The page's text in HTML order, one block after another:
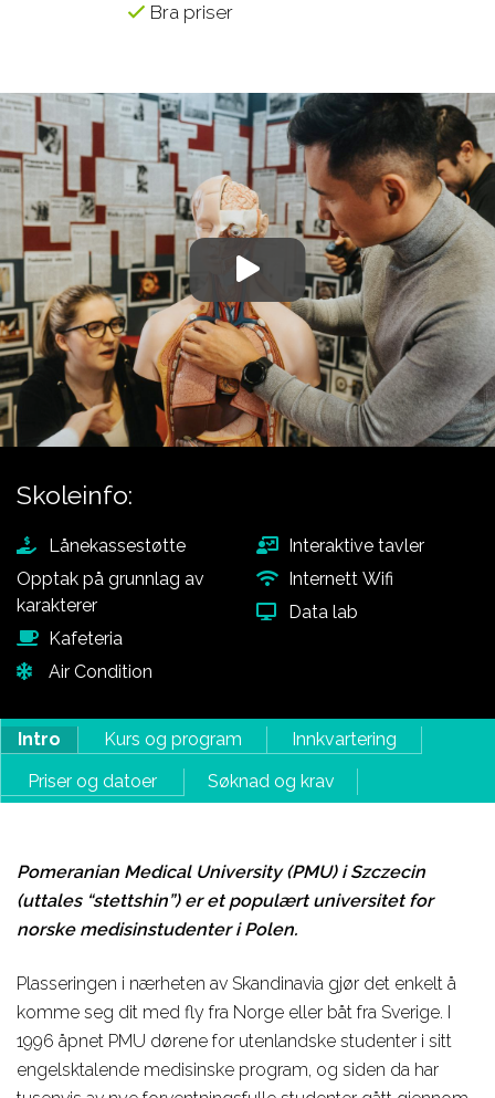
Aviation
Kontakt våre
studieveiledere om du
behøver hjelp til å velge
Bra priser
Skoleinfo:
Lånekassestøtte
Opptak på grunnlag av
karakterer
Kafeteria
Air Condition
Interaktive tavler
Internett Wifi
Data lab
Intro Kurs og program
Innkvartering
Priser og datoer
Søknad og krav
Pomeranian Medical University (PMU) i Szczecin
(uttales “stettshin”) er et populært universitet for
norske medisinstudenter i Polen.
Plasseringen i nærheten av Skandinavia gjør det enkelt å
komme seg dit med fly fra Norge eller båt fra Sverige. I
1996 åpnet PMU dørene for utenlandske studenter i sitt
engelsktalende medisinske program, og siden da har